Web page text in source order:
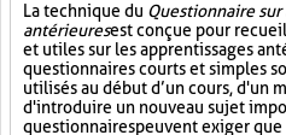
La technique du Questionnaire sur
antérieuresest conçue pour
et utiles sur les apprentissages
questionnaires courts et simples
utilisés au début d’un cours, d'un
d'introduire un nouveau sujet
questionnaires peuvent exiger